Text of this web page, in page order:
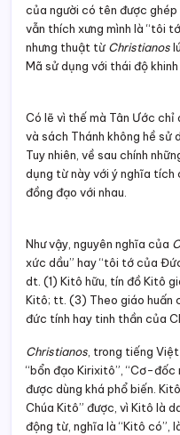
của người có tên được ghép
vẫn thích xưng mình là “tôi
nhưng thuật từ Christianos
Mã sử dụng với thái độ
Có lẽ vì thế mà Tân Ước
và sách Thánh không hề sử
Tuy nhiên, về sau chính
dụng từ này với ý nghĩa tích
đồng đạo với nhau.
Như vậy, nguyên nghĩa của
xức dầu” hay “tôi tớ của
dt. (1) Kitô hữu, tín đồ Kitô
Kitô; tt. (3) Theo giáo huấn
đức tính hay tinh thần của
Christianos, trong tiếng
“bổn đạo Kirixitô”, “Cơ-đốc
được dùng khá phổ biến.
Chúa Kitô” được, vì Kitô là
động từ, nghĩa là “Kitô có”,